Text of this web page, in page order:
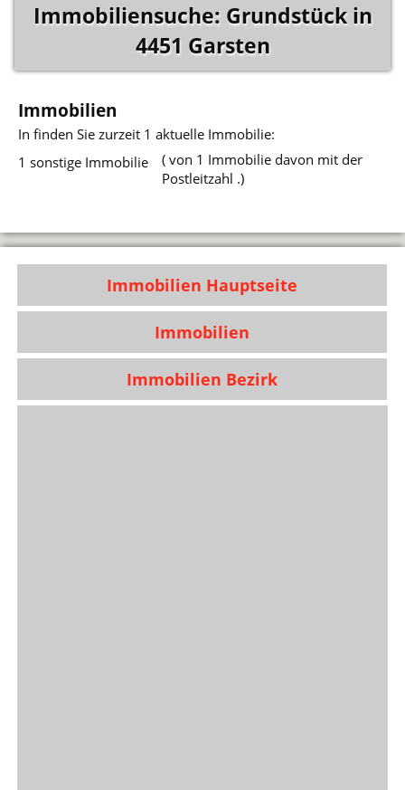
Immobiliensuche: Grundstück in
4451 Garsten
Immobilien
Infinden Sie zurzeit 1 aktuelle Immobilie:
1 sonstige Immobilie
( von 1 Immobilie davon mit der
Postleitzahl .)
Immobilien Hauptseite
Immobilien
Immobilien Bezirk